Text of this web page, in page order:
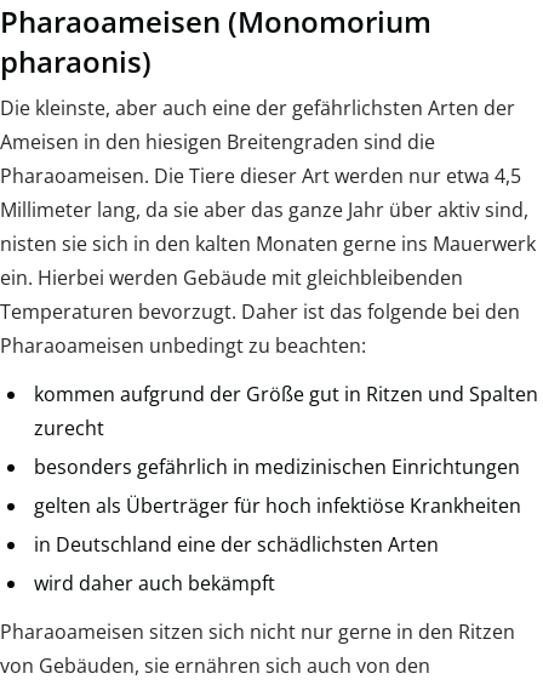
Pharaoameisen (Monomorium
pharaonis)
Die kleinste, aber auch eine der gefährlichsten Arten der
Ameisen in den hiesigen Breitengraden sind die
Pharaoameisen. Die Tiere dieser Art werden nur etwa 4,5
Millimeter lang, da sie aber das ganze Jahr über aktiv sind,
nisten sie sich in den kalten Monaten gerne ins Mauerwerk
ein. Hierbei werden Gebäude mit gleichbleibenden
Temperaturen bevorzugt. Daher ist das folgende bei den
Pharaoameisen unbedingt zu beachten:
kommen aufgrund der Größe gut in Ritzen und Spalten
zurecht
besonders gefährlich in medizinischen Einrichtungen
gelten als Überträger für hoch infektiöse Krankheiten
in Deutschland eine der schädlichsten Arten
wird daher auch bekämpft
Pharaoameisen sitzen sich nicht nur gerne in den Ritzen
von Gebäuden, sie ernähren sich auch von den